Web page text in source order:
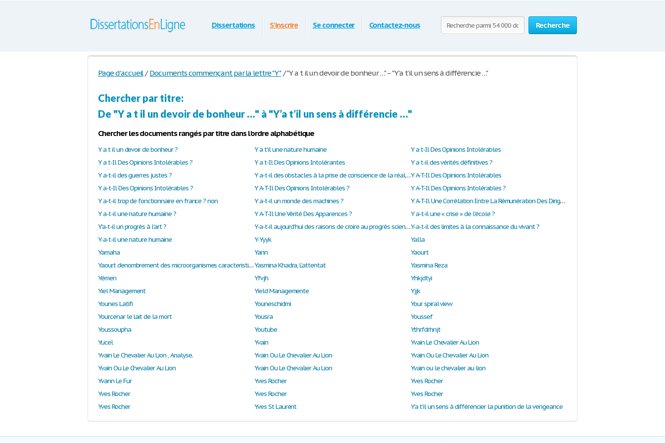
Recherche
Dissertations S'inscrire Se connecter Contactez-nous
Page d'accueil / Documents commençant par la lettre "Y" /"Y a t il un devoir de bonheur …" – "Y’a t’il un sens à différencie …"
Chercher par titre:
De "Y a t il un devoir de bonheur …" à "Y’a t’il un sens à différencie …"
Chercher les documents rangés par titre dans l'ordre alphabétique
Y a t il un devoir de bonheur ? Y a t'il une nature humaine
Y a t-Il Des Opinions Intolérables
Y a t-Il Des Opinions Intolérables ?
Y a t-Il Des Opinions Intolérantes
Y a t-il des vérités définitives ?
Y a-t-il des guerres justes ?
Y a-t-il des obstacles à la prise de conscience de la réalité ?Y A-T-Il Des Opinions Intolérables
Y a-t-Il Des Opinions Intolérables ?
Y A-T-Il Des Opinions Intolérables ?
Y A-T-Il Des Opinions Intolérables ?
Y a-t-il trop de fonctionnaire en france ? non
Y a-t-il un monde des machines ?
Y A-T-Il Une Corrélation Entre La Rémunération Des Dirigeants Français Et La Performance Des Entreprises?
Y a-t-il une nature humaine ?
Y A-T-Il Une Vérité Des Apparences ?
Y a-t-il une « crise » de l'école ?
Y'a-t-il un progrès à l'art ?
Y-a-t-il aujourd’hui des raisons de croire au progrès scientifique et technique ?Y-a-t-il des limites à la connaissance du vivant ?
Y-a-t-il une nature humaine
Y-Yyyk
Yalla
Yamaha
Yann
Yaourt
Yaourt denombrement des microorganismes caracteristiquesYasmina Khadra, L’attentat
Yasmina Reza
Yémen
Yfvjh
Yhkjdtyi
Yiel Management
Yield Managemente
Yjjk
Younes Latifi
Youneschidmi
Your spiral view
Yourcenar le lait de la mort
Yousra
Youssef
Youssoupha
Youtube
Ythrfdrhnjt
Yucel
Yvain
Yvain Le Chevalier Au Lion
Yvain Le Chevalier Au Lion , Analyse.
Yvain Ou Le Chevalier Au Lion
Yvain Ou Le Chevalier Au Lion
Yvain Ou Le Chevalier Au Lion
Yvain Ou Le Chevalier Au Lion
Yvain ou le chevalier au lion
Yvann Le Fur
Yves Rocher
Yves Rocher
Yves Rocher
Yves Rocher
Yves Rocher
Yves Rocher
Yves St Laurent Y’a t’il un sens à différencier la punition de la vengeance